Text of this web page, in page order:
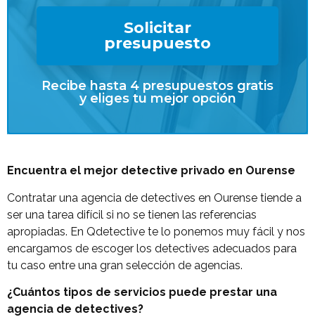
Solicitar
presupuesto
Recibe hasta 4 presupuestos gratis
y eliges tu mejor opción
Encuentra el mejor detective privado en Ourense
Contratar una agencia de detectives en Ourense tiende a
ser una tarea difícil si no se tienen las referencias
apropiadas. En Qdetective te lo ponemos muy fácil y nos
encargamos de escoger los detectives adecuados para
tu caso entre una gran selección de agencias.
¿Cuántos tipos de servicios puede prestar una
agencia de detectives?